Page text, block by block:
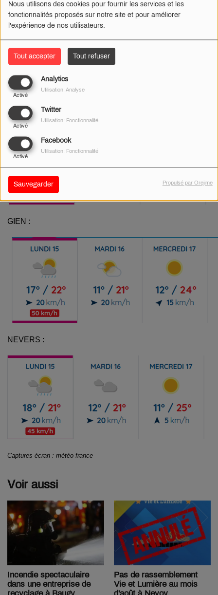
Nous utilisons des cookies pour fournir les services et les
fonctionnalités proposés sur notre site et pour améliorer
l'expérience de nos utilisateurs.
Tout accepter Tout refuser
Analytics
Activé
Utilisation: Analyse
Twitter
Activé
Utilisation: Fonctionnalité
Facebook
Activé
Utilisation: Fonctionnalité
Sauvegarder Propulsé par Orejime
températures grimperont de jour en jour.On atteindra
même les 30° C vendredi, voire plus localement
reviennent et les températures vont baisser !
BOURGES :
GIEN :
NEVERS :
Captures écran : météo france
Voir aussi
Incendie spectaculaire
dans une entreprise de
Pas de rassemblement
Vie et Lumière au mois